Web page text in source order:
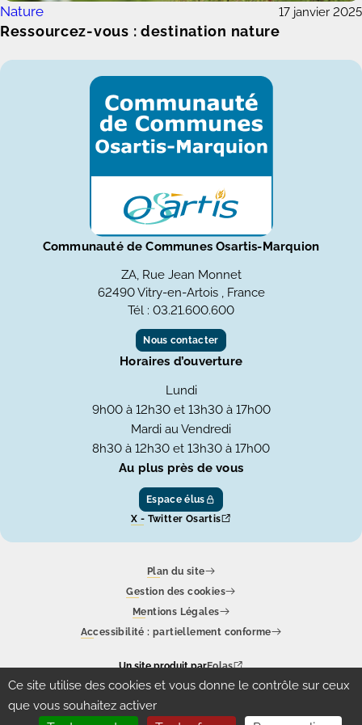
Ce site utilise des cookies et vous donne le contrôle sur ceux
que vous souhaitez activer
Ressourcez-vous : destination nature
Nature 17 janvier 2025
Communauté de Communes Osartis-Marquion
ZA, Rue Jean Monnet
62490 Vitry-en-Artois , France
Tél : 03.21.600.600
Nous contacter
Horaires d’ouverture
Lundi
9h00 à 12h30 et 13h30 à 17h00
Mardi au Vendredi
8h30 à 12h30 et 13h30 à 17h00
Au plus près de vous
Espace élus
X - Twitter Osartis
Plan du site
Gestion des cookies
Mentions Légales
Accessibilité : partiellement conforme
Un site produit parEolas